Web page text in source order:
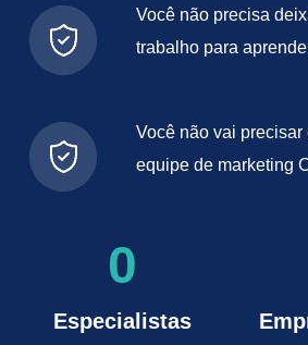
Você não precisa
trabalho para
Você não vai precisar
equipe de marketing
0
Especialistas